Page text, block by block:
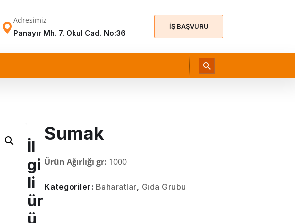
Adresimiz
Panayır Mh. 7. Okul Cad. No:36
İŞ BAŞVURU
Sumak
Ürün Ağırlığı gr: 1000
Kategoriler: Baharatlar, Gıda Grubu
İl
gi
li
ür
ü